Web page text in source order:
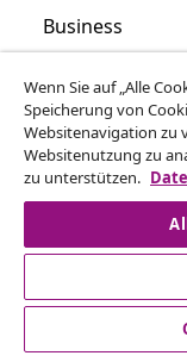
Business
vidaXL
Mehr
© 2008-2026
Wenn Sie auf „Alle
Speicherung von
Websitenavigation zu
Websitenutzung zu
zu unterstützen.